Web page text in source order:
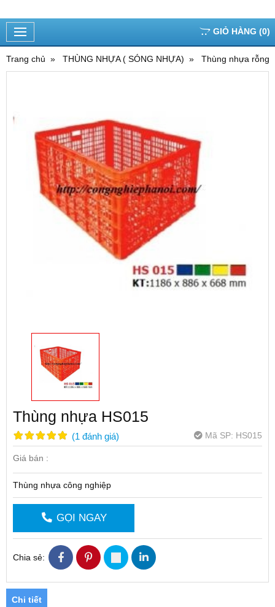
GIỎ HÀNG (0)
Trang chủ THÙNG NHỰA ( SÓNG NHỰA) Thùng nhựa rỗng,
Thùng nhựa HS015
(1 đánh giá) Mã SP: HS015
Giá bán :
Thùng nhựa công nghiệp
GỌI NGAY
Chia sẻ:
Chi tiết